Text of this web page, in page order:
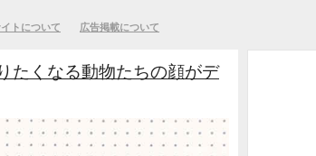
トについて 広告掲載について
たくなる動物たちの顔がデ